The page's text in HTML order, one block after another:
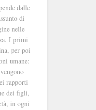
dalle
di
nelle
I primi
per poi
umane:
rapporti
dei figli,
in ogni